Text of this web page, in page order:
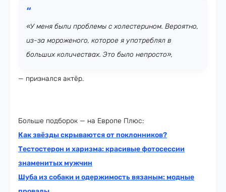
«У меня были проблемы с холестерином. Вероятно,
из-за мороженого, которое я употреблял в
больших количествах. Это было непросто»,
— признался актёр.
Больше подборок — на Европе Плюс:
Как звёзды скрываются от поклонников?
Тестостерон и харизма: красивые фотосессии
знаменитых мужчин
Шуба из собаки и одержимость вязаным: модные